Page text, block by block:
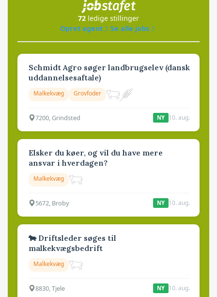
72 ledige stillinger
Opret agent
Se alle jobs
Schmidt Agro søger landbrugselev (dansk
uddannelsesaftale)
Malkekvæg Grovfoder
7200, Grindsted NY 10. aug.
Elsker du køer, og vil du have mere
ansvar i hverdagen?
Malkekvæg
5672, Broby NY 10. aug.
🐄 Driftsleder søges til
malkekvægsbedrift
Malkekvæg
8830, Tjele NY 10. aug.